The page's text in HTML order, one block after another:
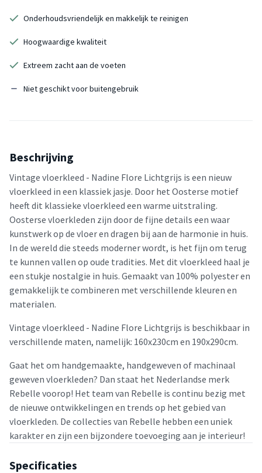
Onderhoudsvriendelijk en makkelijk te reinigen
Hoogwaardige kwaliteit
Extreem zacht aan de voeten
Niet geschikt voor buitengebruik
Beschrijving
Vintage vloerkleed - Nadine Flore Lichtgrijs is een nieuw
vloerkleed in een klassiek jasje. Door het Oosterse motief
heeft dit klassieke vloerkleed een warme uitstraling.
Oosterse vloerkleden zijn door de fijne details een waar
kunstwerk op de vloer en dragen bij aan de harmonie in huis.
In de wereld die steeds moderner wordt, is het fijn om terug
te kunnen vallen op oude tradities. Met dit vloerkleed haal je
een stukje nostalgie in huis. Gemaakt van 100% polyester en
gemakkelijk te combineren met verschillende kleuren en
materialen.
Vintage vloerkleed - Nadine Flore Lichtgrijs is beschikbaar in
verschillende maten, namelijk: 160x230cm en 190x290cm.
Gaat het om handgemaakte, handgeweven of machinaal
geweven vloerkleden? Dan staat het Nederlandse merk
Rebelle voorop! Het team van Rebelle is continu bezig met
de nieuwe ontwikkelingen en trends op het gebied van
vloerkleden. De collecties van Rebelle hebben een uniek
karakter en zijn een bijzondere toevoeging aan je interieur!
Specificaties